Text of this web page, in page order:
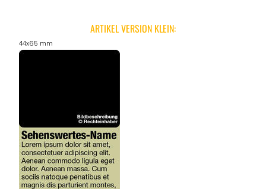
ARTIKEL VERSION KLEIN:
44x65 mm